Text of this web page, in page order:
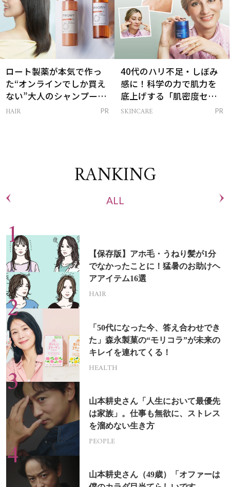
ロート製薬が本気で作っ
た“オンラインでしか買え
ない”大人のシャンプー＆
トリートメントって？
HAIR PR
40代のハリ不足・しぼみ
感に！科学の力で肌力を
底上げする「肌密度セラ
ム」
SKINCARE PR
RANKING
ALL
【保存版】アホ毛・うねり髪が1分
でなかったことに！猛暑のお助けヘ
アアイテム16選
HAIR
「50代になった今、答え合わせでき
た」森永製菓の“モリコラ”が未来の
キレイを連れてくる！
HEALTH
山本耕史さん「人生において最優先
は家族」。仕事も無欲に、ストレス
を溜めない生き方
PEOPLE
山本耕史さん（49歳）「オファーは